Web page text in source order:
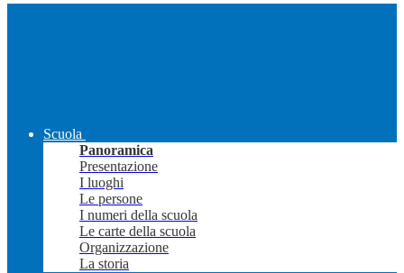
Scuola
Panoramica
Presentazione
I luoghi
Le persone
I numeri della scuola
Le carte della scuola
Organizzazione
La storia